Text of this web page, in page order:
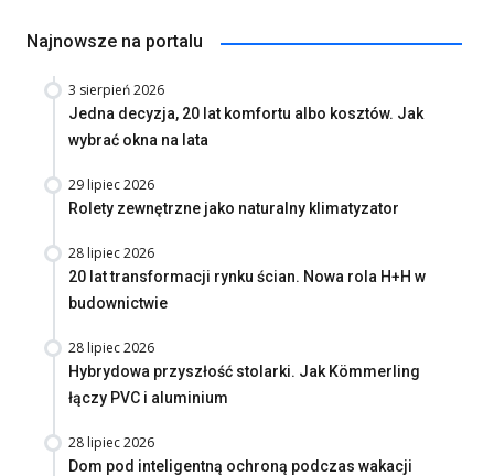
Najnowsze na portalu
3 sierpień 2026
Jedna decyzja, 20 lat komfortu albo kosztów. Jak
wybrać okna na lata
29 lipiec 2026
Rolety zewnętrzne jako naturalny klimatyzator
28 lipiec 2026
20 lat transformacji rynku ścian. Nowa rola H+H w
budownictwie
28 lipiec 2026
Hybrydowa przyszłość stolarki. Jak Kömmerling
łączy PVC i aluminium
28 lipiec 2026
Dom pod inteligentną ochroną podczas wakacji